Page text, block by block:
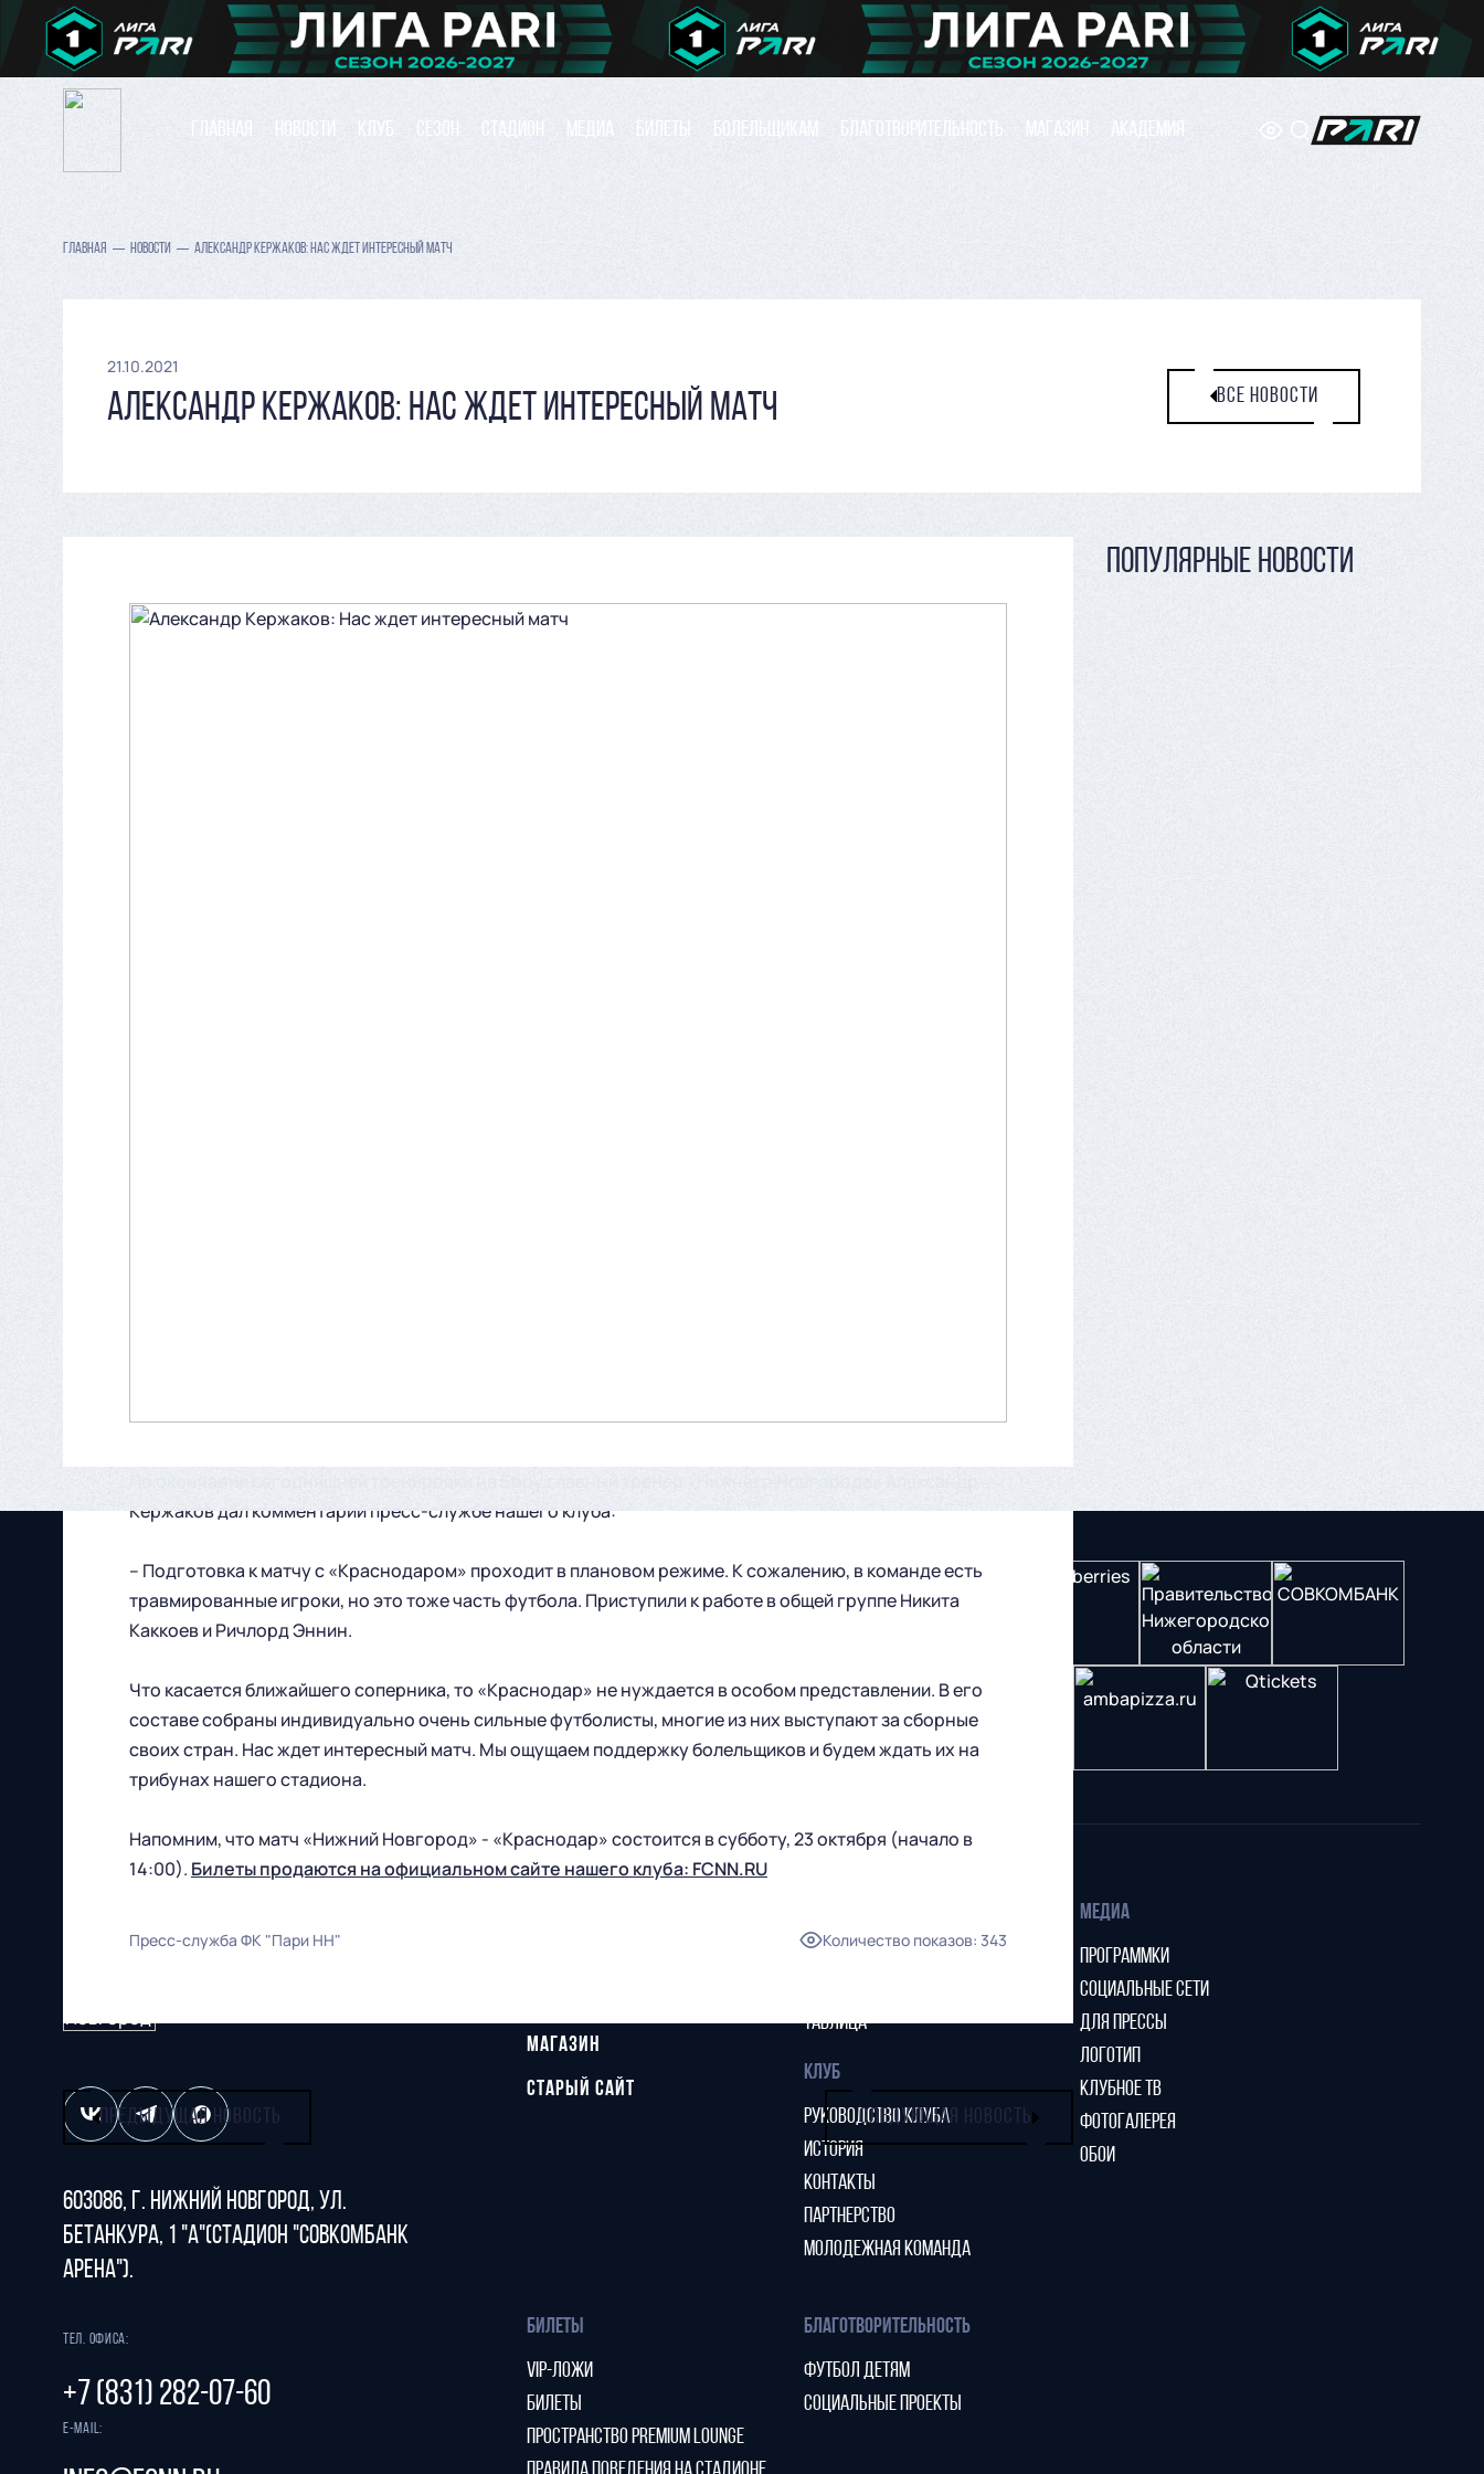
ГЛАВНАЯ НОВОСТИ КЛУБ СЕЗОН СТАДИОН МЕДИА БИЛЕТЫ БОЛЕЛЬЩИКАМ БЛАГОТВОРИТЕЛЬНОСТЬ МАГАЗИН АКАДЕМИЯ
ГЛАВНАЯ НОВОСТИ АЛЕКСАНДР КЕРЖАКОВ: НАС ЖДЕТ ИНТЕРЕСНЫЙ МАТЧ
21.10.2021
АЛЕКСАНДР КЕРЖАКОВ: НАС ЖДЕТ ИНТЕРЕСНЫЙ МАТЧ ВСЕ НОВОСТИ
Кержаков дал комментарий пресс-службе нашего клуба:
– Подготовка к матчу с «Краснодаром» проходит в плановом режиме. К сожалению, в команде есть
травмированные игроки, но это тоже часть футбола. Приступили к работе в общей группе Никита
Каккоев и Ричлорд Эннин.
Что касается ближайшего соперника, то «Краснодар» не нуждается в особом представлении. В его
составе собраны индивидуально очень сильные футболисты, многие из них выступают за сборные
своих стран. Нас ждет интересный матч. Мы ощущаем поддержку болельщиков и будем ждать их на
трибунах нашего стадиона.
Напомним, что матч «Нижний Новгород» - «Краснодар» состоится в субботу, 23 октября (начало в
14:00). Билеты продаются на официальном сайте нашего клуба: FCNN.RU
Пресс-служба ФК "Пари НН" Количество показов: 343
ПРЕДЫДУЩАЯ НОВОСТЬ СЛЕДУЮЩАЯ НОВОСТЬ
ПОПУЛЯРНЫЕ НОВОСТИ
Футбольный клуб
603086, г. Нижний Новгород, ул.
Бетанкура, 1 "А"(стадион "СОВКОМБАНК
АРЕНА").
Тел. офиса:
+7 (831) 282-07-60
E-mail:
МАГАЗИН
СТАРЫЙ САЙТ
ТАБЛИЦА
КЛУБ
РУКОВОДСТВО КЛУБА
ИСТОРИЯ
КОНТАКТЫ
ПАРТНЕРСТВО
МОЛОДЕЖНАЯ КОМАНДА
МЕДИА
ПРОГРАММКИ
СОЦИАЛЬНЫЕ СЕТИ
ДЛЯ ПРЕССЫ
ЛОГОТИП
КЛУБНОЕ ТВ
ФОТОГАЛЕРЕЯ
ОБОИ
БИЛЕТЫ
VIP-ЛОЖИ
БИЛЕТЫ
ПРОСТРАНСТВО PREMIUM LOUNGE
БЛАГОТВОРИТЕЛЬНОСТЬ
ФУТБОЛ ДЕТЯМ
СОЦИАЛЬНЫЕ ПРОЕКТЫ